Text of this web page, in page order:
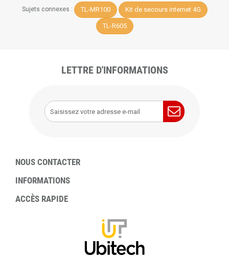
Sujets connexes : TL-MR100 Kit de secours internet 4G
TL-R605
LETTRE D'INFORMATIONS
NOUS CONTACTER
INFORMATIONS
ACCÈS RAPIDE